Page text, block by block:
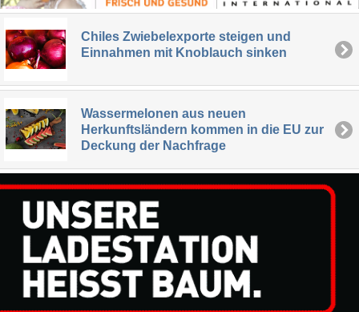
Chiles Zwiebelexporte steigen und
Einnahmen mit Knoblauch sinken
Wassermelonen aus neuen
Herkunftsländern kommen in die EU zur
Deckung der Nachfrage